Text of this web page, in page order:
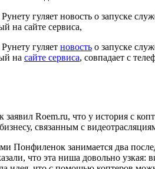
гуляет новость о запуске
на сайте сервиса,
гуляет новость о запуске
на сайте сервиса, совпадает с
Roem.ru, что у история с
связанным с
Понфиленок занимается два
что эта ниша довольно